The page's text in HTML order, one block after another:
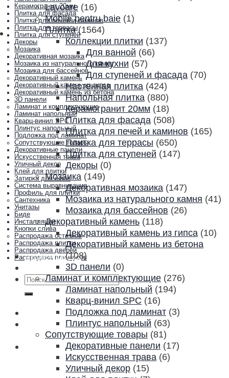
Керамогранит 20мм
Плитка для фасада
Плитка для печей и каминов
Плитка для террасы
Плитка для ступеней
Декоры
Мозаика
Декоративная мозаика
Мозаика из натурального камня
Мозаика для бассейнов
Декоративный камень
Декоративный камень из гипса
Декоративный камень из бетона
3D панели
Ламинат и комплектующие
Ламинат напольный
Кварц-винил SPC
Плинтус напольный
Подложка под ламинат
Сопутствующие товары
Декоративные панели
Искусственная трава
Уличный декор
Клей для плитки
Затирка для швов
Система выравнивания
Профиль для плитки
Сантехника
Унитазы
Биде
Инсталляции
Кнопки слива
Распродажа остатков
Распродажа плитки
Распродажа дверей
Распродажа плинтусов
Акции и скидки
Контакты
Искать:
Lavoare (16)
Mobila pentru baie (1)
Плитка (1564)
Коллекции плитки (137)
Для ванной (66)
Для кухни (57)
Для ступеней и фасада (70)
Настенная плитка (424)
Напольная плитка (880)
Керамогранит 20мм (18)
Плитка для фасада (508)
Плитка для печей и каминов (165)
Плитка для террасы (650)
Плитка для ступеней (147)
Декоры (0)
Мозаика (149)
Декоративная мозаика (147)
Мозаика из натурального камня (41)
Мозаика для бассейнов (26)
Декоративный камень (118)
Декоративный камень из гипса (10)
Декоративный камень из бетона
(108)
3D панели (0)
Ламинат и комплектующие (276)
Ламинат напольный (194)
Кварц-винил SPC (16)
Подложка под ламинат (3)
Плинтус напольный (63)
Сопутствующие товары (81)
Декоративные панели (17)
Искусственная трава (6)
Уличный декор (15)